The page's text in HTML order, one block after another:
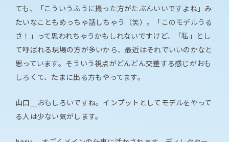
ても、「こういうふうに撮った方がたぶんいいですよね」み
たいなこともめっちゃ話しちゃう（笑）。「このモデルうる
さ！」って思われちゃうかもしれないですけど、「私」とし
て呼ばれる現場の方が多いから、最近はそれでいいのかなと
思っています。そういう視点がどんどん交差する感じがおも
しろくて、たまに出る方もやってます。
山口＿
おもしろいですね。インプットとしてモデルをやって
る人は少ない気がします。